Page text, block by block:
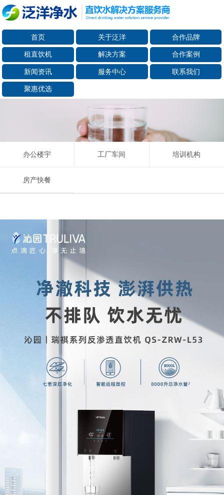
首页 关于泛洋 合作品牌
租直饮机 解决方案 合作案例
新闻资讯 服务中心 联系我们
聚惠优选
办公楼宇 工厂车间 培训机构
房产快餐